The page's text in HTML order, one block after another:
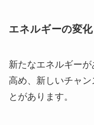
エネルギーの変化
新たなエネルギー
高め、新しいチャ
とがあります。